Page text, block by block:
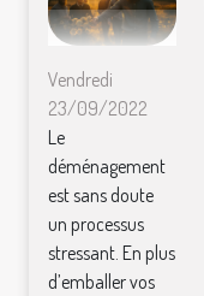
Vendredi
23/09/2022
Le
déménagement
est sans doute
un processus
stressant. En plus
d’emballer vos